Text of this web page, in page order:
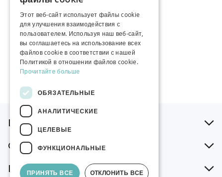
HABICO
Начиная от
4,29 € /пак
Разные тона
Начиная от
12,90 € /м
В помощь при заказе
О нашей компании
Поддержка
Этот веб-сайт использует файлы cookie
для улучшения взаимодействия с
пользователем. Используя наш веб-сайт,
вы соглашаетесь на использование всех
файлов cookie в соответствии с нашей
Политикой в ​​отношении файлов cookie.
Прочитайте больше
ОБЯЗАТЕЛЬНЫЕ
АНАЛИТИЧЕСКИЕ
ЦЕЛЕВЫЕ
ФУНКЦИОНАЛЬНЫЕ
ПРИНЯТЬ ВСЕ ОТКЛОНИТЬ ВСЕ